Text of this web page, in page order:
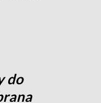
do